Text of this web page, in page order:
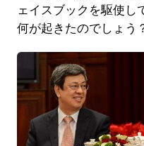
ェイスブックを駆使し
何が起きたのでしょう